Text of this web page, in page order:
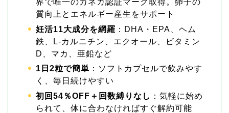
界で唯一のカネカ認証マーク取得。卵子の
質向上とエネルギー産生をサポート
妊活11大成分を網羅 ：DHA・EPA、ヘム
鉄、L-カルニチン、エクオール、ビタミン
D、マカ、亜鉛など
1日2粒で簡単 ：ソフトカプセルで飲みやす
く、毎日続けやすい
初回54％OFF＋回数縛りなし ：気軽に始め
られて、体に合わなければすぐ解約可能